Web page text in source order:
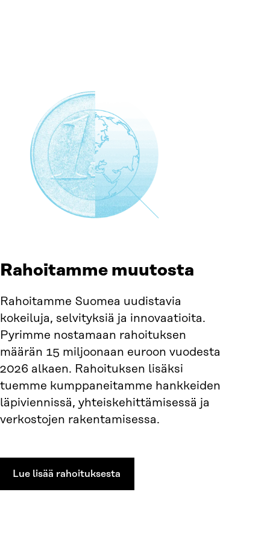
Rahoitamme muutosta
Rahoitamme Suomea uudistavia
kokeiluja, selvityksiä ja innovaatioita.
Pyrimme nostamaan rahoituksen
määrän 15 miljoonaan euroon vuodesta
2026 alkaen. Rahoituksen lisäksi
tuemme kumppaneitamme hankkeiden
läpiviennissä, yhteiskehittämisessä ja
verkostojen rakentamisessa.
Lue lisää rahoituksesta